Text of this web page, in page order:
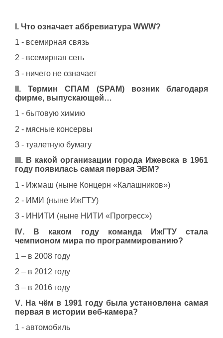
. Что означает аббревиатура WWW?
1 - всемирная связь
2 - всемирная сеть
3 - ничего не означает
. Термин СПАМ (SPAM) возник благодаря
фирме, выпускающей…
1 - бытовую химию
2 - мясные консервы
3 - туалетную бумагу
. В какой организации города Ижевска в 1961
году появилась самая первая ЭВМ?
1 - Ижмаш (ныне Концерн «Калашников»)
2 - ИМИ (ныне ИжГТУ)
3 - ИНИТИ (ныне НИТИ «Прогресс»)
IV. В каком году команда ИжГТУ стала
чемпионом мира по программированию?
1 – в 2008 году
2 – в 2012 году
3 – в 2016 году
V. На чём в 1991 году была установлена самая
первая в истории веб-камера?
1 - автомобиль